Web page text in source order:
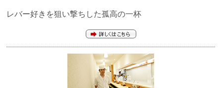
レバー好きを狙い撃ちした孤高の一杯